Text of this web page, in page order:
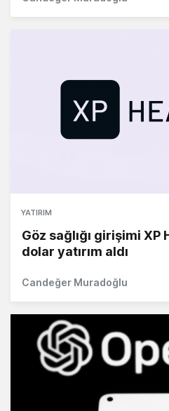
YATIRIM
Göz sağlığı girişimi
dolar yatırım aldı
Candeğer Muradoğlu